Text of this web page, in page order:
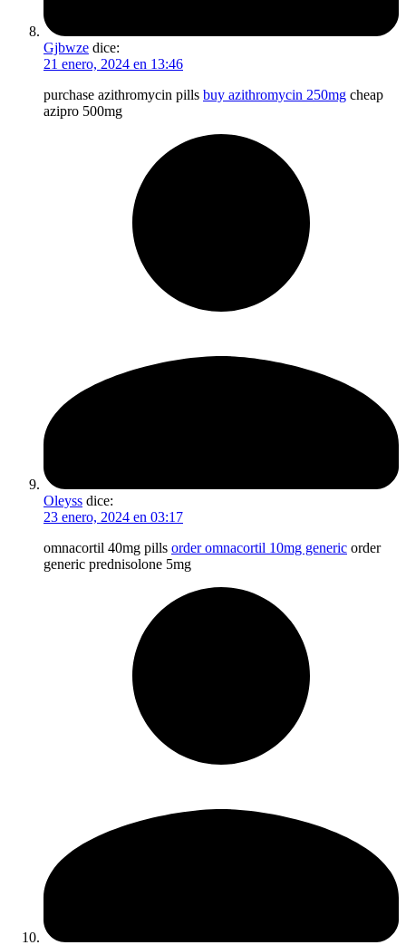
Gjbwze dice:
21 enero, 2024 en 13:46
purchase azithromycin pills buy azithromycin 250mg cheap
azipro 500mg
Oleyss dice:
23 enero, 2024 en 03:17
omnacortil 40mg pills order omnacortil 10mg generic order
generic prednisolone 5mg